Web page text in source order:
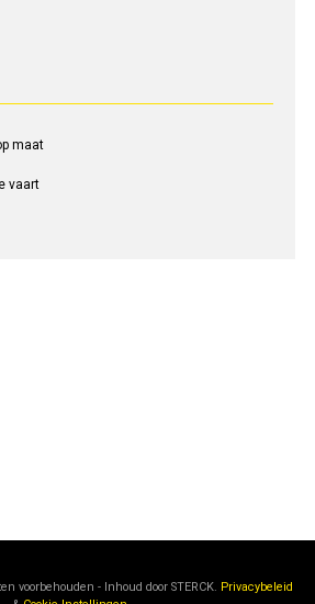
maat
vaart
voorbehouden - Inhoud door STERCK. Privacybeleid